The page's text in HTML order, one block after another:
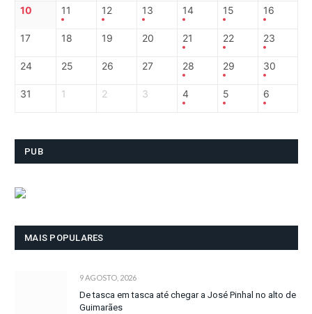
10 11 12 13 14 15 16
17 18 19 20 21 22 23
24 25 26 27 28 29 30
31 1 2 3 4 5 6
PUB
MAIS POPULARES
9 AGOSTO, 2026
De tasca em tasca até chegar a José Pinhal no alto de
Guimarães